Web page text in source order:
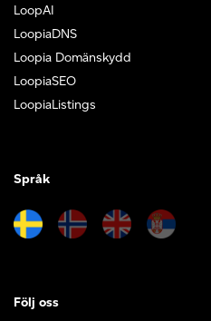
LoopAI
LoopiaDNS
Loopia Domänskydd
LoopiaSEO
LoopiaListings
Språk
Följ oss